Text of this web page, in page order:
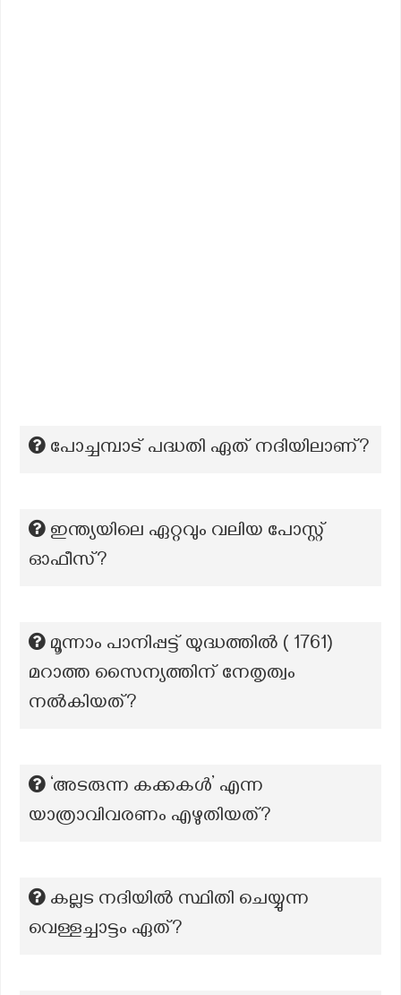
പോച്ചമ്പാട് പദ്ധതി ഏത് നദിയിലാണ്?
ഇന്ത്യയിലെ ഏറ്റവും വലിയ പോസ്റ്റ്
ഓഫീസ്?
മൂന്നാം പാനിപ്പട്ട് യുദ്ധത്തിൽ ( 1761)
മറാത്ത സൈന്യത്തിന് നേതൃത്വം
നൽകിയത്?
‘അടരുന്ന കക്കകൾ’ എന്ന
യാത്രാവിവരണം എഴുതിയത്?
കല്ലട നദിയില്‍ സ്ഥിതി ചെയ്യുന്ന
വെള്ളച്ചാട്ടം ഏത്?